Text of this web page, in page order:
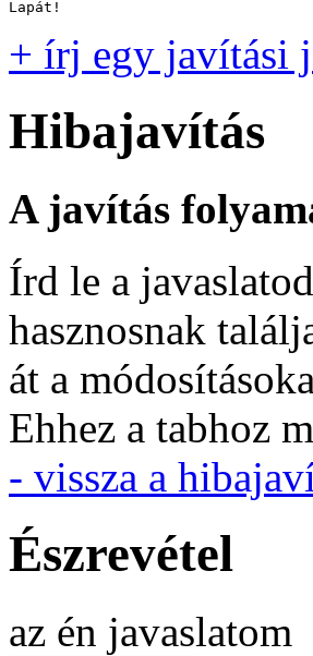
+ írj egy javítási
Hibajavítás
A javítás
Írd le a
hasznosnak
át a
Ehhez a tabhoz
- vissza a
Észrevétel
az én javaslatom